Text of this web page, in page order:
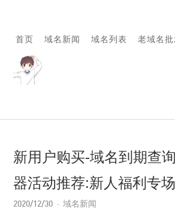
首页 域名新闻 域名列表 老域名
新用户购买-域名到期查
器活动推荐:新人福利专
2020/12/30 域名新闻